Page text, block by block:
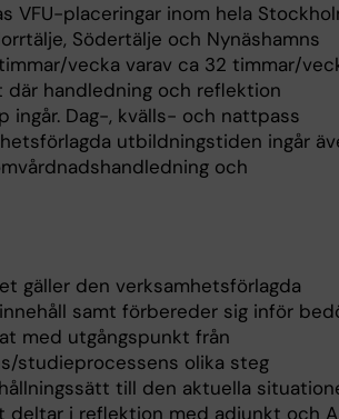
VFU-placeringar inom hela
Södertälje och Nynäshamns
vecka varav ca 32 timmar/
där handledning och reflektion
ingår. Dag-, kvälls- och nattpass
utbildningstiden ingår
och
gäller den verksamhetsförlagda
samt förbereder sig inför
med utgångspunkt från
studieprocessens olika steg
till den aktuella
deltar i reflektion med adjunkt och